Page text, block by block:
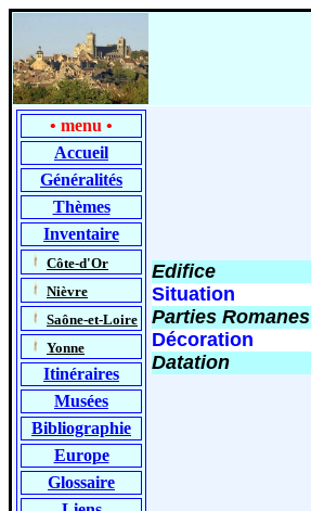
• menu •
Accueil
Généralités
Thèmes
Inventaire
Côte-d'Or
Nièvre
Saône-et-Loire
Yonne
Itinéraires
Musées
Bibliographie
Europe
Glossaire
Edifice
Situation
Parties Romanes
Décoration
Datation